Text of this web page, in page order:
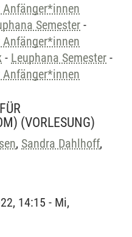
Semester -
- Leuphana Semester -
(VORLESUNG)
, Sandra Dahlhoff,
14:15 - Mi,